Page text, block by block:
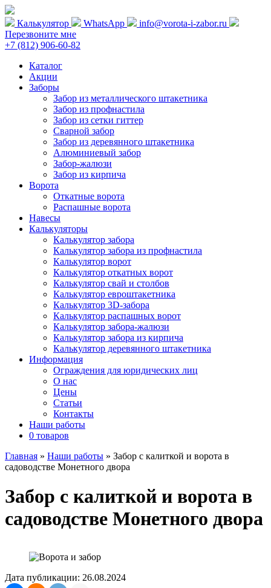
Калькулятор WhatsApp
info@vorota-i-zabor.ru
Перезвоните мне
+7 (812) 906-60-82
Каталог
Акции
Заборы
Забор из металлического штакетника
Забор из профнастила
Забор из сетки гиттер
Сварной забор
Забор из деревянного штакетника
Алюминиевый забор
Забор-жалюзи
Забор из кирпича
Ворота
Откатные ворота
Распашные ворота
Навесы
Калькуляторы
Калькулятор забора
Калькулятор забора из профнастила
Калькулятор ворот
Калькулятор откатных ворот
Калькулятор свай и столбов
Калькулятор евроштакетника
Калькулятор 3D-забора
Калькулятор распашных ворот
Калькулятор забора-жалюзи
Калькулятор забора из кирпича
Калькулятор деревянного штакетника
Информация
Ограждения для юридических лиц
О нас
Цены
Статьи
Контакты
Наши работы
0 товаров
Главная » Наши работы » Забор с калиткой и ворота в
садоводстве Монетного двора
Забор с калиткой и ворота в
садоводстве Монетного двора
Дата публикации: 26.08.2024